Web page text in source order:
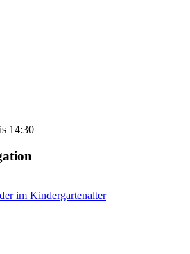
14:30
im Kindergartenalter